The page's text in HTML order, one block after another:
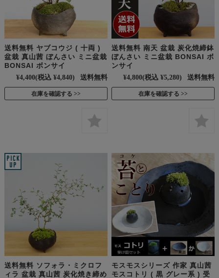
送料無料 ヤブコウジ ( 十両 )
盆栽 真山茜 ぼんさい ミニ盆栽
BONSAI ボンサイ
¥4,400(税込 ¥4,840) 送料無料
在庫を確認する
送料無料 南天 盆栽 炭化焼締鉢
ぼんさい ミニ盆栽 BONSAI ボ
ンサイ
¥4,800(税込 ¥5,280) 送料無料
在庫を確認する
送料無料 ソフォラ・ミクロフ
ィラ 盆栽 真山茜 炭化焼き締め
モスモスシリーズ 作家 真山茜
モスコトリ ( 黒 グレー系 ) 受